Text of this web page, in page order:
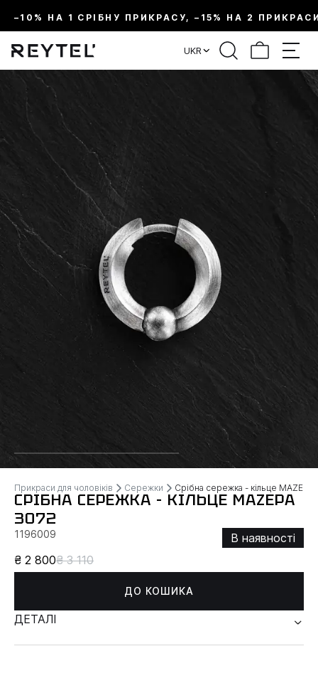
–10% НА 1 СРІБНУ ПРИКРАСУ, –15% НА 2
UKR
Прикраси для чоловіків Сережки Срібна сережка - кільце MAZEPA
СРІБНА СЕРЕЖКА - КІЛЬЦЕ MAZEPA
3072
1196009
В наявності
₴ 2 800₴ 3 110
ДО КОШИКА
ДЕТАЛІ